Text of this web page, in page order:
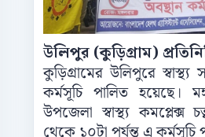
উলিপুর (কুড়িগ্রাম)
কুড়িগ্রামের উলিপুরে স্বাস্থ্য
কর্মসূচি পালিত হয়েছে।
উপজেলা স্বাস্থ্য কমপ্লেক্স